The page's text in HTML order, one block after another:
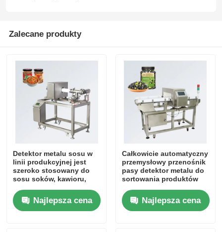
Zalecane produkty
Detektor metalu sosu w
linii produkcyjnej jest
szeroko stosowany do
sosu soków, kawioru,
Najlepsza cena
Całkowicie automatyczny
przemysłowy przenośnik
pasy detektor metalu do
sortowania produktów
zabawki ubrania obuwie
itp.
Najlepsza cena